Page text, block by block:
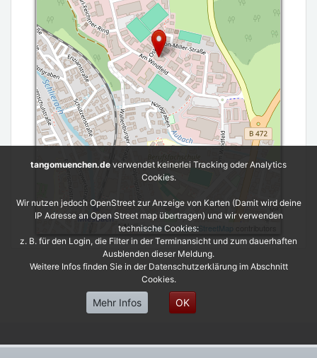
Leaflet| ©OpenStreetMap
tangomuenchen.de verwendet keinerlei Tracking oder Analytics
Cookies.
Wir nutzen jedoch OpenStreet zur Anzeige von Karten (Damit wird deine
IP Adresse an Open Street map übertragen) und wir verwenden
technische Cookies:
z. B. für den Login, die Filter in der Terminansicht und zum dauerhaften
Ausblenden dieser Meldung.
Weitere Infos finden Sie in der Datenschutzerklärung im Abschnitt
Cookies.
Mehr Infos OK